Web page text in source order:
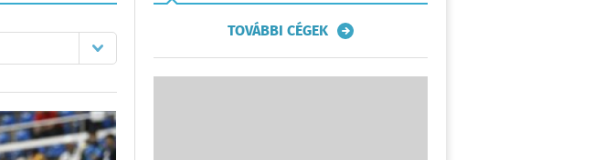
TOVÁBBI CÉGEK